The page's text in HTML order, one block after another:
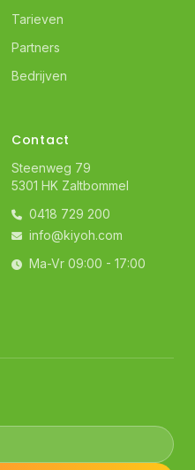
Tarieven
Partners
Bedrijven
Contact
Steenweg 79
5301 HK Zaltbommel
0418 729 200
info@kiyoh.com
Ma-Vr 09:00 - 17:00